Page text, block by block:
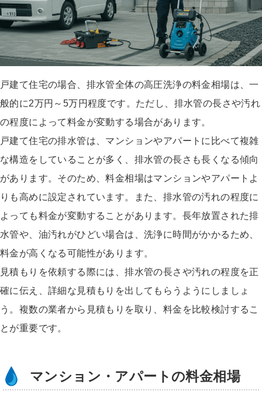
戸建て住宅の場合、排水管全体の高圧洗浄の料金相場は、一
般的に2万円～5万円程度です。ただし、排水管の長さや汚れ
の程度によって料金が変動する場合があります。
戸建て住宅の排水管は、マンションやアパートに比べて複雑
な構造をしていることが多く、排水管の長さも長くなる傾向
があります。そのため、料金相場はマンションやアパートよ
りも高めに設定されています。また、排水管の汚れの程度に
よっても料金が変動することがあります。長年放置された排
水管や、油汚れがひどい場合は、洗浄に時間がかかるため、
料金が高くなる可能性があります。
見積もりを依頼する際には、排水管の長さや汚れの程度を正
確に伝え、詳細な見積もりを出してもらうようにしましょ
う。複数の業者から見積もりを取り、料金を比較検討するこ
とが重要です。
マンション・アパートの料金相場